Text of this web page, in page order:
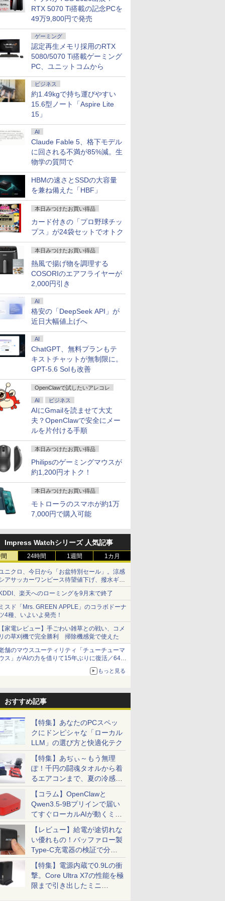
RTX 5070 Ti搭載の記念PCを
49万9,800円で発売
ゲーミング
認定再生メモリ採用のRTX
5080/5070 Ti搭載ゲーミング
PC、ユニットコムから
ビジネス
約1.49kgで持ち運びやすい
15.6型ノート「Aspire Lite
15」
AI
Claude Fable 5、格下モデル
に回される不満が85%減。生
物学の質問で
HBMの速さとSSDの大容量
を兼ね備えた「HBF」
本日みつけたお買い得品
カード付きの「プロ野球チッ
プス」が24袋セットでオトク
本日みつけたお買い得品
熱風で揚げ物を調理する
COSORIのエアフライヤーが
2,000円引き
AI
格安の「DeepSeek API」が
近日大幅値上げへ
AI
ChatGPT、無料プランもテ
キストチャットが無制限に。
GPT-5.6 Solも改善
OpenClawで試したいアレコレ
AI ビジネス
AIにGmailを読ませて大丈
夫？OpenClawで安全にメー
ルを片付ける手順
本日みつけたお買い得品
Philipsのゲーミングマウスが
約1,200円オトク！
本日みつけたお買い得品
モトローラのスマホが約1万
7,000円で購入可能
Impress Watchシリーズ 人気記事
24時間 1週間 1カ月
ニクロ、今日から「お盆特別セール」。涼感
アサッカーワンピース待望値下げ、撥水ギア
ョーツは1990円に
、楽天へのローミングを9月末で終了
スド「Mrs. GREEN APPLE」のコラボドーナ
4種、いよいよ発売！
家電レビュー】手ごわい雑草との戦い、コメ
の草刈機で完全勝利 掃除機感覚で使えた
舗のマウスユーティリティ「チューチューマ
ス」がAIの力を借りて15年ぶりに復活／64bit
、Windows 10/11、「Chrome」も走り回
。復活記念で2026年末まで500円
もっと見る
おすすめ記事
【特集】あなたのPCスペッ
クにドンピシャな「ローカル
LLM」の選び方と快適化テク
【特集】あぢぃ～もう無理
ぽ！千円の闘魂タオルから着
るエアコンまで、夏の冷感グ
ッズ一挙紹介
【コラム】OpenClawと
Qwen3.5-9Bプリインで届い
てすぐローカルAIが動くミニ
PC「SER9 Pro」
【レビュー】給電が途切れな
い優れもの！バッファロー製
Type-C充電器の検証で分か
ったこと
【特集】電源内蔵で0.9Lの衝
撃。Core Ultra X7の性能を極
限まで引き出したミニ